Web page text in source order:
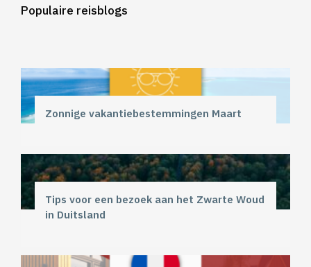
Populaire reisblogs
Zonnige vakantiebestemmingen Maart
Tips voor een bezoek aan het Zwarte Woud
in Duitsland